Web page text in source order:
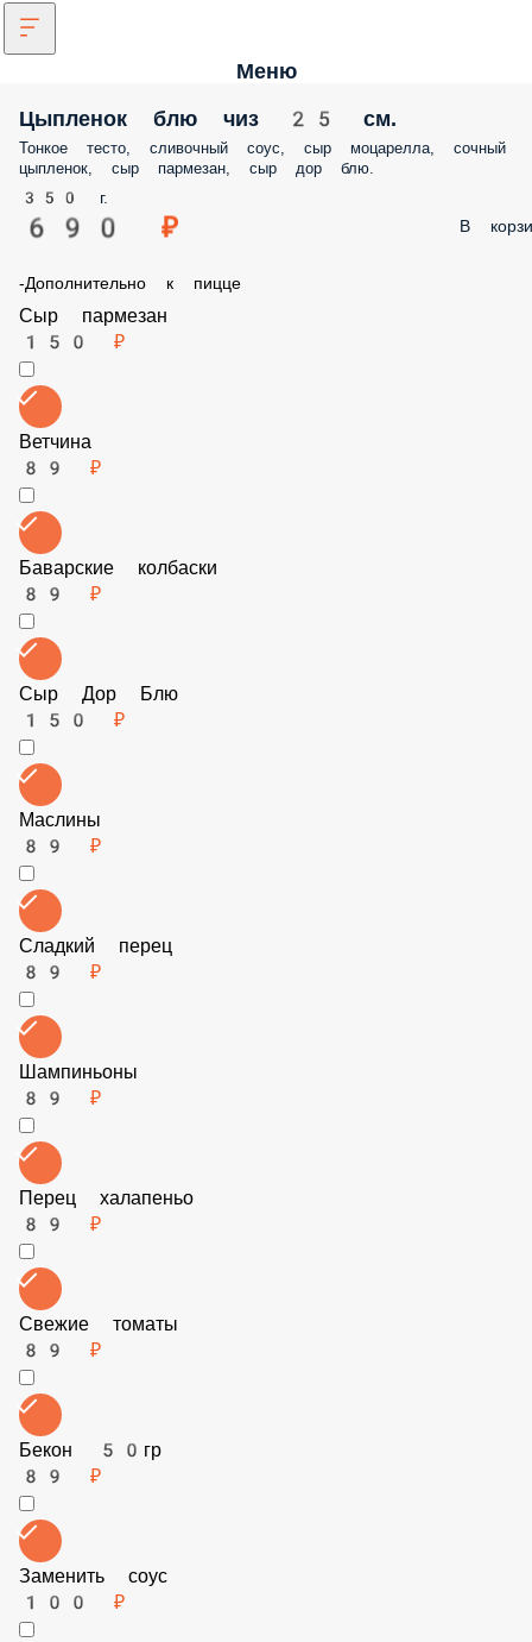
Меню
Цыпленок блю чиз 25 см.
Тонкое тесто, сливочный соус, сыр моцарелла, сочный цыпленок,
пармезан, сыр дор блю.
350 г.
690 ₽ В
-Дополнительно к пицце
Сыр пармезан
150 ₽
89 ₽
Баварские колбаски
89 ₽
Сыр Дор Блю
150 ₽
Маслины
89 ₽
Сладкий перец
89 ₽
Перец халапеньо
89 ₽
Свежие томаты
89 ₽